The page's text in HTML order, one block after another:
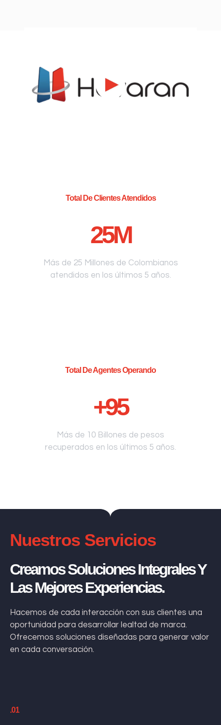
Total De Clientes Atendidos
25M
Más de 25 Millones de Colombianos
atendidos en los últimos 5 años.
Total De Agentes Operando
+95
Más de 10 Billones de pesos
recuperados en los últimos 5 años.
Nuestros Servicios
Creamos Soluciones Integrales Y
Las Mejores Experiencias.
Hacemos de cada interacción con sus clientes una
oportunidad para desarrollar lealtad de marca.
Ofrecemos soluciones diseñadas para generar valor
en cada conversación.
.01